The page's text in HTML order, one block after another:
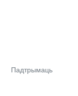
Падтрымаць